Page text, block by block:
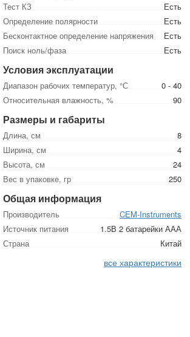
Тест КЗ
Есть
Определение полярности
Есть
Бесконтактное определение напряжения
Есть
Поиск ноль/фаза
Есть
Условия эксплуатации
Диапазон рабочих температур, °С
0 - 40
Относительная влажность, %
90
Размеры и габариты
Длина, см
8
Ширина, см
4
Высота, см
24
Вес в упаковке, гр
250
Общая информация
Производитель
CEM-Instruments
Источник питания
1.5В 2 батарейки ААА
Страна
Китай
все характеристики